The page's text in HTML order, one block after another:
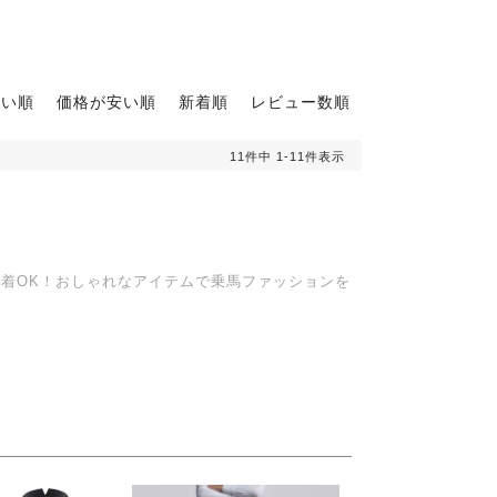
順 価格が安い順 新着順 レビュー数順
11 件中 1 -11 件表示
OK！おしゃれなアイテムで乗馬ファッションを